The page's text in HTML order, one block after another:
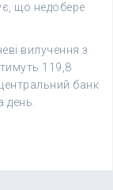
що недобере
вилучення з
119,8
банк
день.